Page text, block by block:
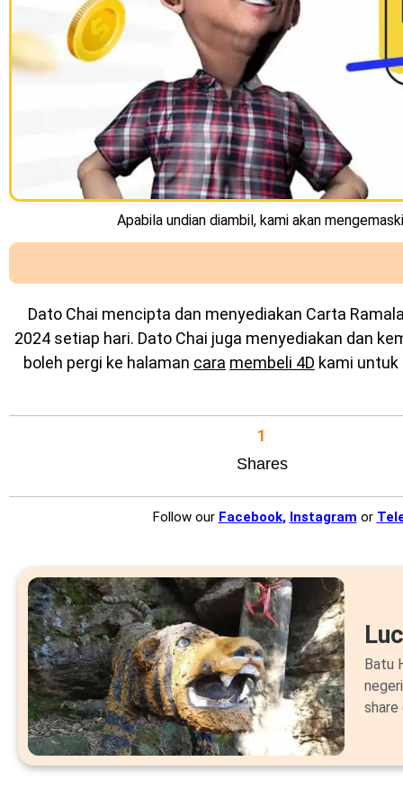
Apabila undian diambil, kami akan
Dato Chai mencipta dan menyediakan Carta
2024 setiap hari. Dato Chai juga menyediakan dan
boleh pergi ke halaman cara membeli 4D kami untuk
Shares
1
Follow our Facebook, Instagram or
Batu
share